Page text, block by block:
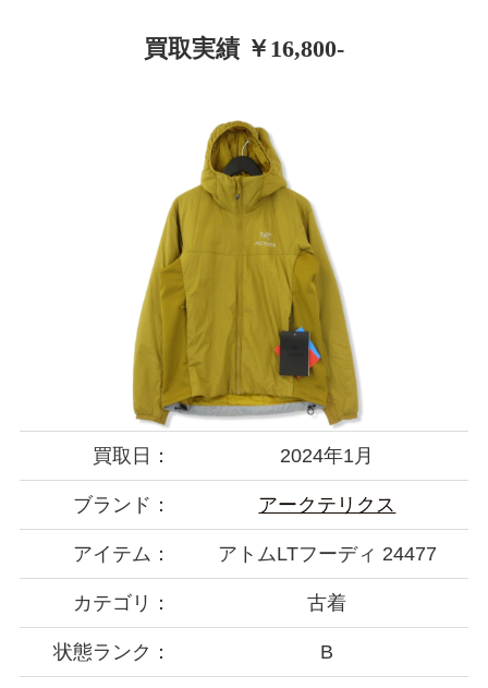
買取実績 ￥16,800-
買取日： 2024年1月
ブランド： アークテリクス
アイテム： アトムLTフーディ 24477
カテゴリ： 古着
状態ランク： B